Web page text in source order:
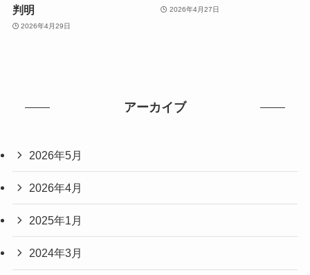
判明
2026年4月29日
2026年4月27日
アーカイブ
2026年5月
2026年4月
2025年1月
2024年3月